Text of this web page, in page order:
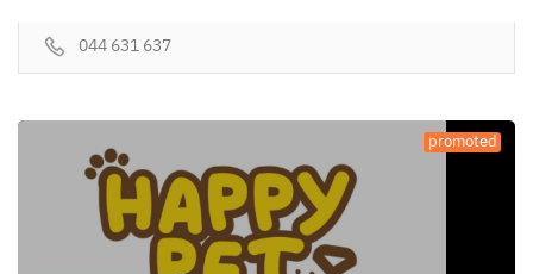
044 631 637
promoted